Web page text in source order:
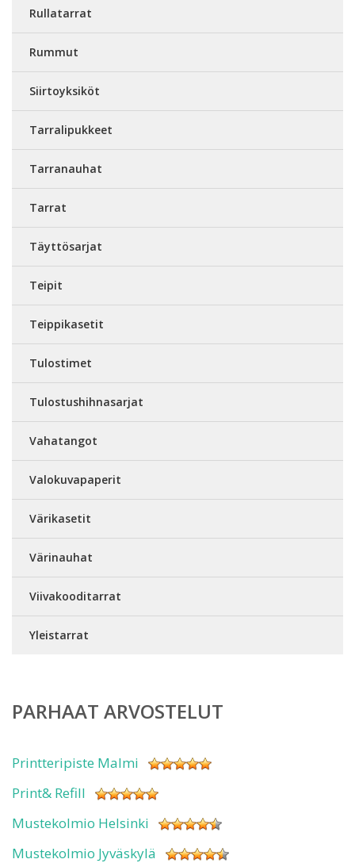
Rullatarrat
Rummut
Siirtoyksiköt
Tarralipukkeet
Tarranauhat
Tarrat
Täyttösarjat
Teipit
Teippikasetit
Tulostimet
Tulostushihnasarjat
Vahatangot
Valokuvapaperit
Värikasetit
Värinauhat
Viivakooditarrat
Yleistarrat
PARHAAT ARVOSTELUT
Printteripiste Malmi
Print& Refill
Mustekolmio Helsinki
Mustekolmio Jyväskylä